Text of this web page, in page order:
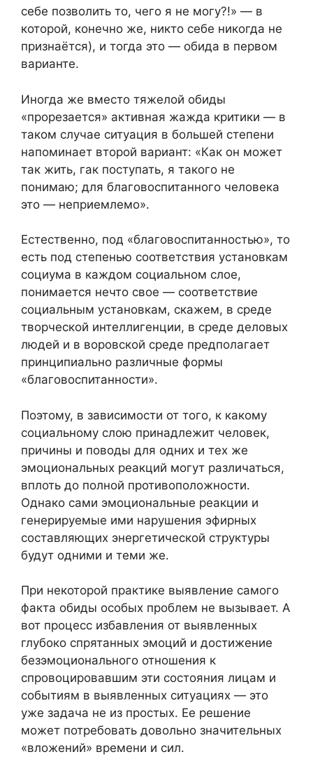
себе позволить то, чего я не могу?!» — в
которой, конечно же, никто себе никогда не
признаётся), и тогда это — обида в первом
варианте.
Иногда же вместо тяжелой обиды
«прорезается» активная жажда критики — в
таком случае ситуация в большей степени
напоминает второй вариант: «Как он может
так жить, гак поступать, я такого не
понимаю; для благовоспитанного человека
это — неприемлемо».
Естественно, под «благовоспитанностью», то
есть под степенью соответствия установкам
социума в каждом социальном слое,
понимается нечто свое — соответствие
социальным установкам, скажем, в среде
творческой интеллигенции, в среде деловых
людей и в воровской среде предполагает
принципиально различные формы
«благовоспитанности».
Поэтому, в зависимости от того, к какому
социальному слою принадлежит человек,
причины и поводы для одних и тех же
эмоциональных реакций могут различаться,
вплоть до полной противоположности.
Однако сами эмоциональные реакции и
генерируемые ими нарушения эфирных
составляющих энергетической структуры
будут одними и теми же.
При некоторой практике выявление самого
факта обиды особых проблем не вызывает. А
вот процесс избавления от выявленных
глубоко спрятанных эмоций и достижение
безэмоционального отношения к
спровоцировавшим эти состояния лицам и
событиям в выявленных ситуациях — это
уже задача не из простых. Ее решение
может потребовать довольно значительных
«вложений» времени и сил.